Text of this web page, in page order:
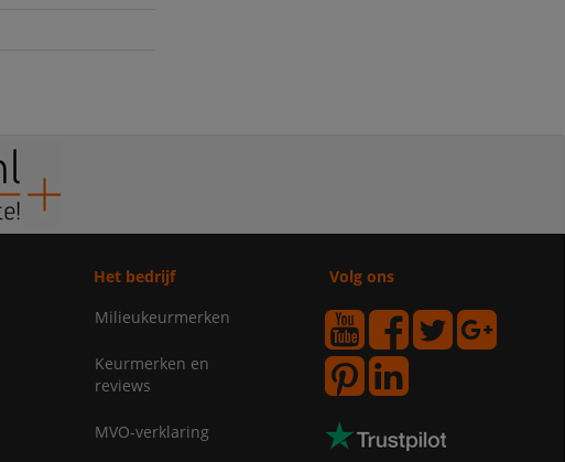
Het bedrijf
Milieukeurmerken
Keurmerken en
reviews
MVO-verklaring
Volg ons